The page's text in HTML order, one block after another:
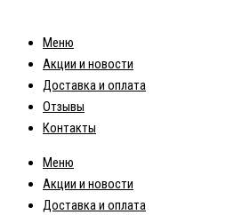
Меню
Акции и новости
Доставка и оплата
Отзывы
Контакты
Меню
Акции и новости
Доставка и оплата